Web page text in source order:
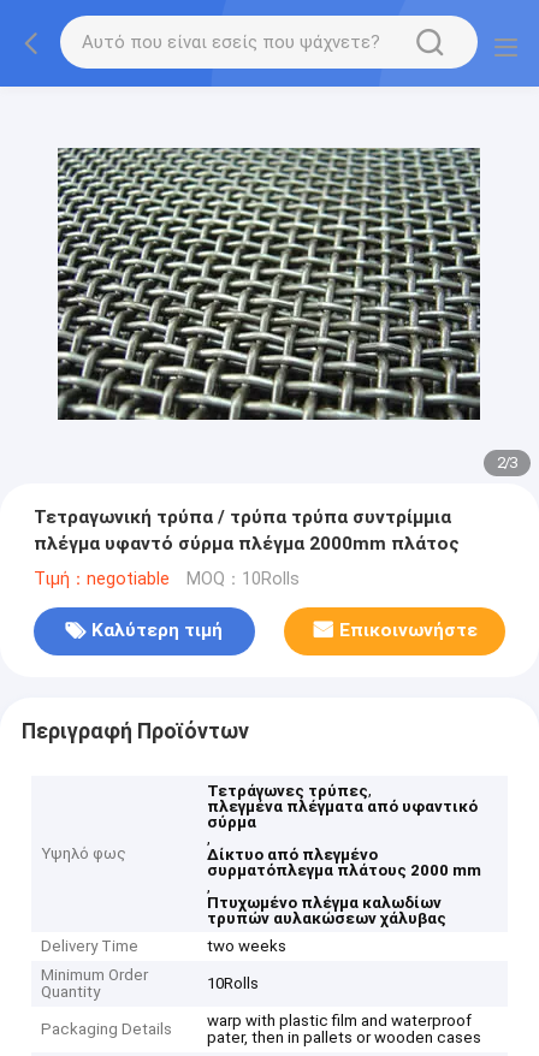
2/3
Τετραγωνική τρύπα / τρύπα τρύπα συντρίμμια
πλέγμα υφαντό σύρμα πλέγμα 2000mm πλάτος
Τιμή：negotiable MOQ：10Rolls
Καλύτερη τιμή Επικοινωνήστε
Περιγραφή Προϊόντων
Υψηλό φως
Τετράγωνες τρύπες,
πλεγμένα πλέγματα από υφαντικό
σύρμα
,
Δίκτυο από πλεγμένο
συρματόπλεγμα πλάτους 2000 mm
,
Πτυχωμένο πλέγμα καλωδίων
τρυπών αυλακώσεων χάλυβας
Delivery Time
two weeks
Minimum Order
Quantity
10Rolls
Packaging Details
warp with plastic film and waterproof
pater, then in pallets or wooden cases